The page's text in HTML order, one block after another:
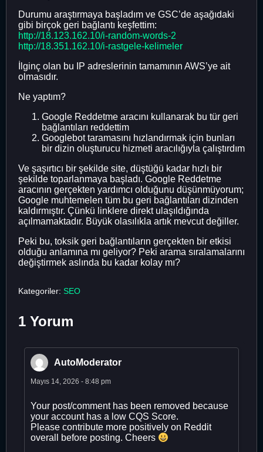
Durumu araştırmaya başladım ve GSC’de aşağıdaki
gibi birçok geri bağlantı keşfettim:
http://18.123.162.10/i-random-words-2
http://18.351.162.10/i-rastgele-kelimeler
İlginç olan bu IP adreslerinin tamamının AWS’ye ait
olmasıdır.
Ne yaptım?
Google Reddetme aracını kullanarak bu tür geri
bağlantıları reddettim
Googlebot taramasını hızlandırmak için bunları
bir dizin oluşturucu hizmeti aracılığıyla çalıştırdım
Ve şaşırtıcı bir şekilde site, düştüğü kadar hızlı bir
şekilde toparlanmaya başladı. Google Reddetme
aracının gerçekten yardımcı olduğunu düşünmüyorum;
Google muhtemelen tüm bu geri bağlantıları dizinden
kaldırmıştır. Çünkü linklere direkt ulaşıldığında
açılmamaktadır. Büyük olasılıkla artık mevcut değiller.
Peki bu, toksik geri bağlantıların gerçekten bir etkisi
olduğu anlamına mı geliyor? Peki arama sıralamalarını
değiştirmek aslında bu kadar kolay mı?
Kategoriler: SEO
1 Yorum
AutoModerator
Mayıs 14, 2026 - 8:48 pm
Your post/comment has been removed because
your account has a low CQS Score.
Please contribute more positively on Reddit
overall before posting. Cheers